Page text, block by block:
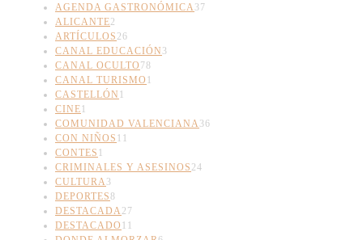
AGENDA GASTRONÓMICA37
ALICANTE2
ARTÍCULOS 26
CANAL EDUCACIÓN 3
CANAL OCULTO 78
CANAL TURISMO 1
CASTELLÓN 1
CINE1
COMUNIDAD VALENCIANA36
CON NIÑOS 11
CONTES 1
CRIMINALES Y ASESINOS 24
CULTURA3
DEPORTES8
DESTACADA27
DESTACADO 11